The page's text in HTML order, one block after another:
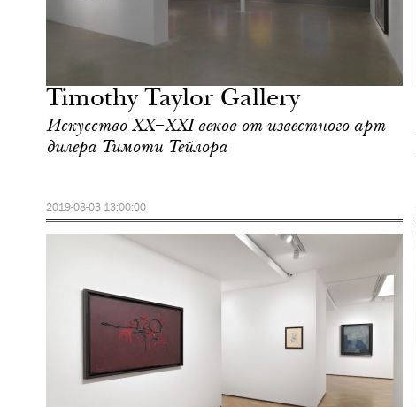
Timothy Taylor Gallery
Искусство ХХ–ХХI веков от известного арт-
дилера Тимоти Тейлора
2019-08-03 13:00:00
Культура